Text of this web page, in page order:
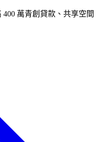
萬青創貸款、共享空間